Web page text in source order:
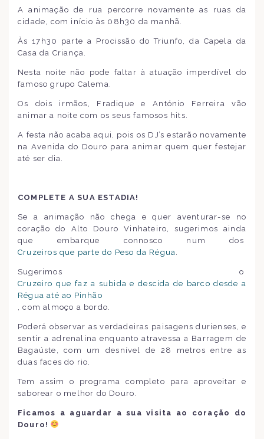
A animação de rua percorre novamente as ruas da
cidade, com início às 08h30 da manhã.
Às 17h30 parte a Procissão do Triunfo, da Capela da
Casa da Criança.
Nesta noite não pode faltar à atuação imperdível do
famoso grupo Calema.
Os dois irmãos, Fradique e António Ferreira vão
animar a noite com os seus famosos hits.
A festa não acaba aqui, pois os DJ’s estarão novamente
na Avenida do Douro para animar quem quer festejar
até ser dia.
COMPLETE A SUA ESTADIA!
Se a animação não chega e quer aventurar-se no
coração do Alto Douro Vinhateiro, sugerimos ainda
que embarque connosco num dos
Cruzeiros que parte do Peso da Régua
Sugerimos o
Cruzeiro que faz a subida e descida de barco desde a
Régua até ao Pinhão
, com almoço a bordo.
Poderá observar as verdadeiras paisagens durienses, e
sentir a adrenalina enquanto atravessa a Barragem de
Bagaúste, com um desnível de 28 metros entre as
duas faces do rio.
Tem assim o programa completo para aproveitar e
saborear o melhor do Douro.
Ficamos a aguardar a sua visita ao coração do
Douro!